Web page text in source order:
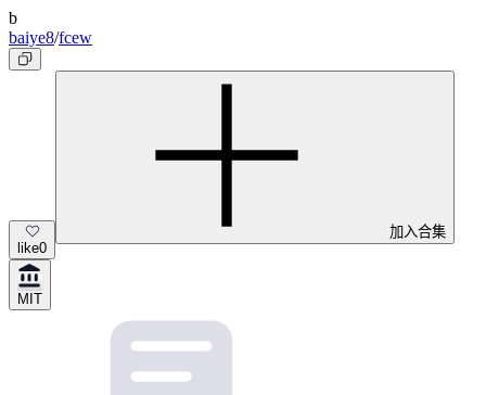
b
baiye8/fcew
like0
加入合集
MIT